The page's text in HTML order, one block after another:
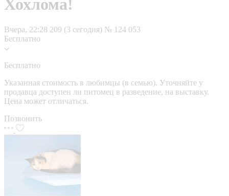
Хохлома!
Вчера, 22:28 209 (3 сегодня) № 124 053
Бесплатно
Бесплатно
Указанная стоимость в любимцы (в семью). Уточняйте у
продавца доступен ли питомец в разведение, на выставку.
Цена может отличаться.
Позвонить